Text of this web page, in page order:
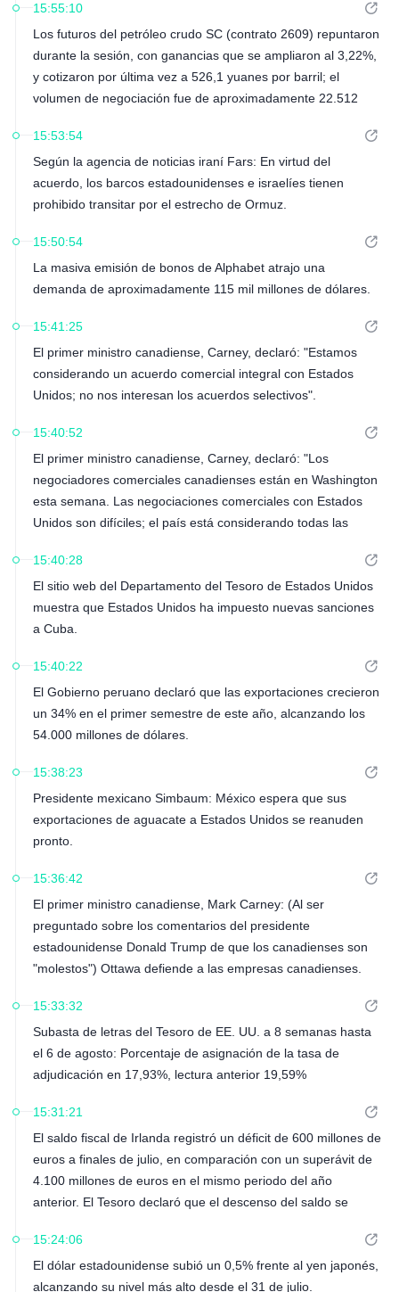
15:55:10
Los futuros del petróleo crudo SC (contrato 2609) repuntaron
durante la sesión, con ganancias que se ampliaron al 3,22%,
y cotizaron por última vez a 526,1 yuanes por barril; el
volumen de negociación fue de aproximadamente 22.512
casi 1.700 lotes durante el día, lo que indica un aumento
simultáneo tanto en el volumen de negociación como en el
interés abierto.
15:53:54
Según la agencia de noticias iraní Fars: En virtud del
acuerdo, los barcos estadounidenses e israelíes tienen
prohibido transitar por el estrecho de Ormuz.
15:50:54
La masiva emisión de bonos de Alphabet atrajo una
demanda de aproximadamente 115 mil millones de dólares.
15:41:25
El primer ministro canadiense, Carney, declaró: "Estamos
considerando un acuerdo comercial integral con Estados
Unidos; no nos interesan los acuerdos selectivos".
15:40:52
El primer ministro canadiense, Carney, declaró: "Los
negociadores comerciales canadienses están en Washington
esta semana. Las negociaciones comerciales con Estados
Unidos son difíciles; el país está considerando todas las
15:40:28
El sitio web del Departamento del Tesoro de Estados Unidos
muestra que Estados Unidos ha impuesto nuevas sanciones
a Cuba.
15:40:22
El Gobierno peruano declaró que las exportaciones crecieron
un 34% en el primer semestre de este año, alcanzando los
54.000 millones de dólares.
15:38:23
Presidente mexicano Simbaum: México espera que sus
exportaciones de aguacate a Estados Unidos se reanuden
pronto.
15:36:42
El primer ministro canadiense, Mark Carney: (Al ser
preguntado sobre los comentarios del presidente
estadounidense Donald Trump de que los canadienses son
"molestos") Ottawa defiende a las empresas canadienses.
15:33:32
Subasta de letras del Tesoro de EE. UU. a 8 semanas hasta
el 6 de agosto: Porcentaje de asignación de la tasa de
adjudicación en 17,93%, lectura anterior 19,59%
15:31:21
El saldo fiscal de Irlanda registró un déficit de 600 millones de
euros a finales de julio, en comparación con un superávit de
4.100 millones de euros en el mismo periodo del año
anterior. El Tesoro declaró que el descenso del saldo se
Apple y al calendario de las transferencias del Fondo
Soberano de Inversión.
15:24:06
El dólar estadounidense subió un 0,5% frente al yen japonés,
alcanzando su nivel más alto desde el 31 de julio.